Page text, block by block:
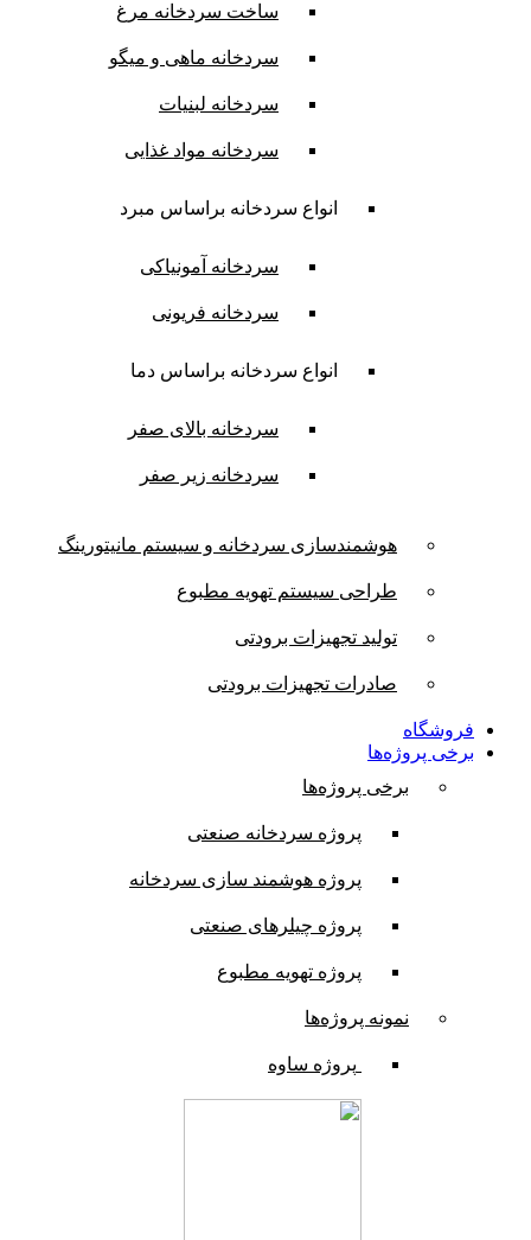
ساخت سردخانه مرغ
سردخانه ماهی و میگو
سردخانه لبنیات
سردخانه مواد غذایی
انواع سردخانه براساس مبرد
سردخانه آمونیاکی
سردخانه فریونی
انواع سردخانه براساس دما
سردخانه بالای صفر
سردخانه زیر صفر
هوشمندسازی سردخانه و سیستم مانیتورینگ
طراحی سیستم تهویه مطبوع
تولید تجهیزات برودتی
صادرات تجهیزات برودتی
فروشگاه
برخی پروژه‌ها
برخی پروژه‌ها
پروژه سردخانه صنعتی
پروژه هوشمند سازی سردخانه
پروژه چیلرهای صنعتی
پروژه تهویه مطبوع
نمونه پروژه‌ها
پروژه ساوه